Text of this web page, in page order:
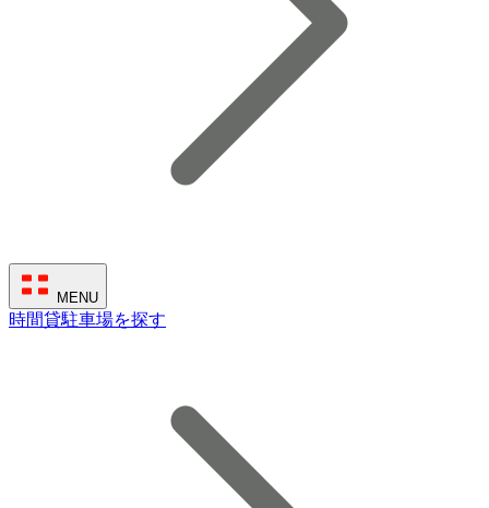
MENU
時間貸駐車場を探す